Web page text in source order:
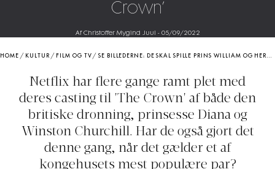
Crown’
Af Christoffer Mygind Juul - 05/09/2022
HOME / KULTUR/ FILM OG TV /SE BILLEDERNE: DE SKAL SPILLE PRINS WILLIAM OG HERTUGINDE KATE I ‘THE CROWN’
Netflix har flere gange ramt plet med
deres casting til 'The Crown' af både den
britiske dronning, prinsesse Diana og
Winston Churchill. Har de også gjort det
denne gang, når det gælder et af
kongehusets mest populære par?